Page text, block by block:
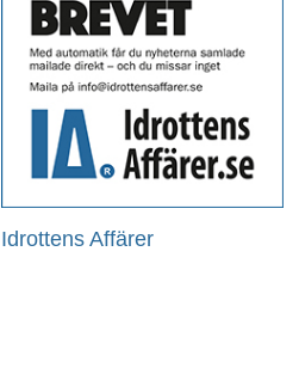
Idrottens Affärer